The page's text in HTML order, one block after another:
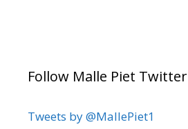
Follow Malle Piet Twitter
Tweets by @MallePiet1